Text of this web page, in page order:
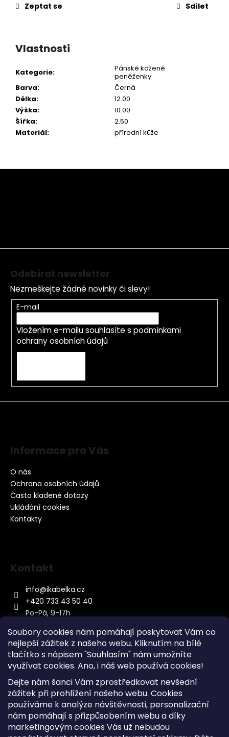
Soubory cookies nám pomáhají poskytovat Vám co
nejlepší zážitek z našeho webu. Kliknutím na bílé
tlačítko s nápisem "Souhlasím" nám umožníte
využívat cookies. Ano, i náš web používá cookies!
Dejte nám šanci Vám zprostředkovat nevšední
zážitek při prohlížení našeho webu. Cookies
používáme k analýze návštěvnosti, personalizační
nám pomáhají s přizpůsobením webu a díky
marketingovým cookies Vás už nebudou
Zeptat se
Sdílet
Vlastnosti
Kategorie:
Pánské kožené
peněženky
Barva:
Černá
Délka:
12.00
Výška:
10.00
Šířka:
2.50
Materiál: přírodní kůže
Z
Odebírat newsletter
Nezmeškejte žádné novinky či slevy!
E-mail
Vložením e-mailu souhlasíte s podmínkami
ochrany osobních údajů
Informace pro Vás
O nás
Ochrana osobních údajů
Často kladené dotazy
Ukládání cookies
Kontakty
Kontakt
info@ikabelka.cz
+420 733 43 50 40
Po-Pá, 9-17h
Kontakt
Sitemap
Doprava a Platba
Reklamace Zboží
Obchodní podmínky